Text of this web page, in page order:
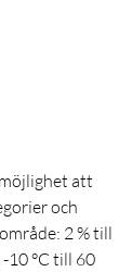
att
och
2 % till
10 °C till 60